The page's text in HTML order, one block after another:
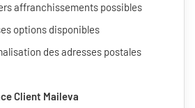
affranchissements possibles
options disponibles
des adresses postales
Client Maileva